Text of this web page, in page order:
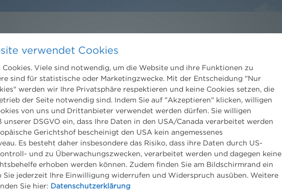
Kontakt
Wien
Niederhuber & Partner
Rechtsanwälte GmbH
Reisnerstraße 53, 1030 Wien
T:+43 1 513 21 24-0
F: +43 1 513 21 24-300
office@nhp.eu
Salzburg
verwendet Cookies
Viele sind notwendig, um die Website und ihre Funktionen zu
sind für statistische oder Marketingzwecke. Mit der Entscheidung "Nur
werden wir Ihre Privatsphäre respektieren und keine Cookies setzen, die
der Seite notwendig sind. Indem Sie auf "Akzeptieren" klicken, willigen
von uns und Drittanbieter verwendet werden dürfen. Sie willigen
unserer DSGVO ein, dass Ihre Daten in den USA/Canada verarbeitet werden
Gerichtshof bescheinigt den USA kein angemessenes
Es besteht daher insbesondere das Risiko, dass ihre Daten durch US-
und zu Überwachungszwecken, verarbeitet werden und dagegen keine
erhoben werden können. Zudem finden Sie am Bildschirmrand ein
Sie jederzeit Ihre Einwilligung widerrufen und Widerspruch ausüben. Weitere
Sie hier: Datenschutzerklärung